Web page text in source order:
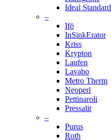
Ideal Standard
–
Ifö
InSinkErator
Kriss
Krypton
Laufen
Lavabo
Metro Therm
Neoperl
Pettinaroli
Pressalit
–
Purus
Roth